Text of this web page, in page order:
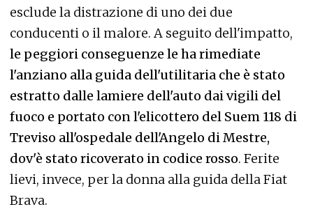
esclude la distrazione di uno dei due
conducenti o il malore. A seguito dell'impatto,
le peggiori conseguenze le ha rimediate
l'anziano alla guida dell'utilitaria che è stato
estratto dalle lamiere dell'auto dai vigili del
fuoco e portato con l'elicottero del Suem 118 di
Treviso all'ospedale dell'Angelo di Mestre,
dov'è stato ricoverato in codice rosso. Ferite
lievi, invece, per la donna alla guida della Fiat
Brava.